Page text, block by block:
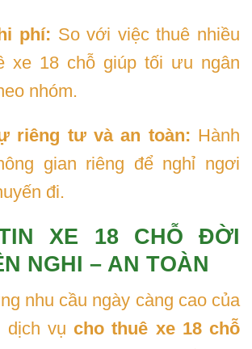
phí: So với việc thuê nhiều
xe 18 chỗ giúp tối ưu ngân
nhóm.
riêng tư và an toàn: Hành
gian riêng để nghỉ ngơi
đi.
XE 18 CHỖ ĐỜI
NGHI – AN TOÀN
nhu cầu ngày càng cao của
dịch vụ cho thuê xe 18 chỗ